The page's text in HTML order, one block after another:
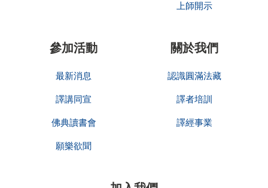
上師開示
參加活動
最新消息
譯講同宣
佛典讀書會
願樂欲聞
關於我們
認識圓滿法藏
譯者培訓
譯經事業